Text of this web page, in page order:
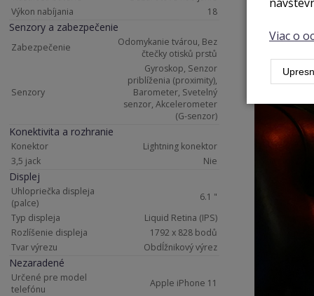
Výkon nabíjania
18
Senzory a zabezpečenie
Zabezpečenie
Odomykanie tvárou, Bez
čtečky otisků prstů
Senzory
Gyroskop, Senzor
priblíženia (proximity),
Barometer, Svetelný
senzor, Akcelerometer
(G-senzor)
Konektivita a rozhranie
Konektor
Lightning konektor
3,5 jack
Nie
Displej
Uhlopriečka displeja
(palce)
6.1 "
Typ displeja
Liquid Retina (IPS)
Rozlíšenie displeja
1792 x 828 bodů
Tvar výrezu
Obdĺžnikový výrez
Nezaradené
Určené pre model
telefónu
Apple iPhone 11
Viac o